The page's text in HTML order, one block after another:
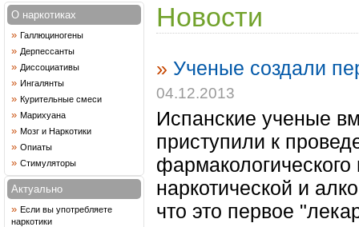
О наркотиках
» Галлюциногены
» Дерпессанты
» Диссоциативы
» Ингалянты
» Курительные смеси
» Марихуана
» Мозг и Наркотики
» Опиаты
» Стимуляторы
Актуально
» Если вы употребляете
наркотики
Новости
» Ученые создали
04.12.2013
Испанские ученые
приступили к
наркотической и
что это первое